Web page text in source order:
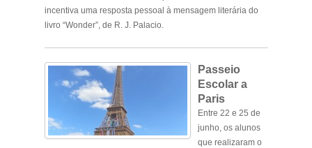
incentiva uma resposta pessoal à mensagem literária do
livro “Wonder”, de R. J. Palacio.
Passeio
Escolar a
Paris
Entre 22 e 25 de
junho, os alunos
que realizaram o